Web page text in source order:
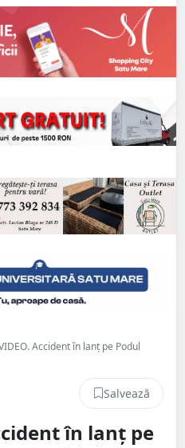
Accident în lanț pe Podul
Salvează
în lanț pe